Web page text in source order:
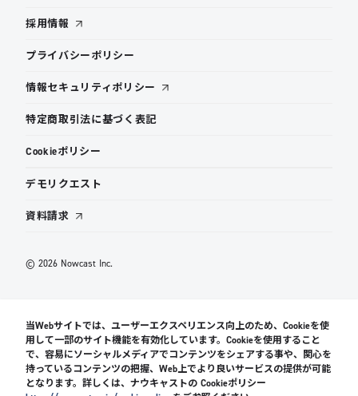
採用情報
プライバシーポリシー
情報セキュリティポリシー
特定商取引法に基づく表記
Cookieポリシー
デモリクエスト
資料請求
© 2026 Nowcast Inc.
当Webサイトでは、ユーザーエクスペリエンス向上のため、Cookieを使
用して一部のサイト機能を有効化しています。Cookieを使用すること
で、容易にソーシャルメディアでコンテンツをシェアする事や、関心を
持っているコンテンツの把握、Web上でより良いサービスの提供が可能
となります。詳しくは、ナウキャストの Cookieポリシー